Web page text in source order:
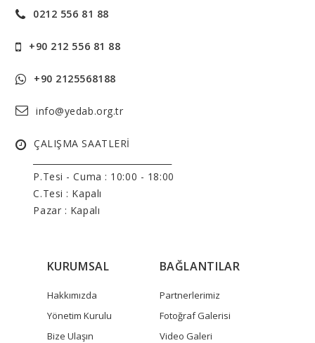
0212 556 81 88
+90 212 556 81 88
+90 2125568188
info@yedab.org.tr
ÇALIŞMA SAATLERİ
P.Tesi - Cuma : 10:00 - 18:00
C.Tesi : Kapalı
Pazar : Kapalı
KURUMSAL
Hakkımızda
Yönetim Kurulu
Bize Ulaşın
BAĞLANTILAR
Partnerlerimiz
Fotoğraf Galerisi
Video Galeri